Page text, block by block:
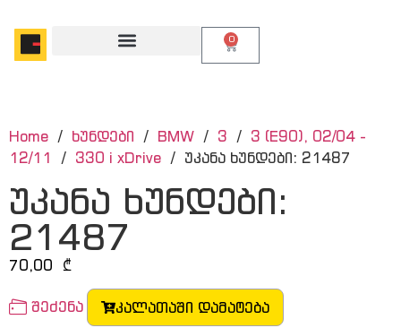
0
Home / ხუნდები / BMW / 3 / 3 (E90), 02/04 -
12/11
/ 330 i xDrive / უკანა ხუნდები: 21487
უკანა ხუნდები:
21487
70,00 ₾
შეძენა კალათაში დამატება